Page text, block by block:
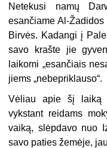
Netekusi namų
esančiame Al-
Birvės. Kadangi į
savo krašte jie
laikomi „esančiais
jiems „nebepriklauso“.
Vėliau apie šį laiką
vykstant reidams
vaiką, slėpdavo nuo
savo paties žemėje,